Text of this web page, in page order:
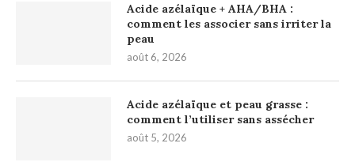
Acide azélaïque + AHA/BHA :
comment les associer sans irriter la
peau
août 6, 2026
Acide azélaïque et peau grasse :
comment l’utiliser sans assécher
août 5, 2026